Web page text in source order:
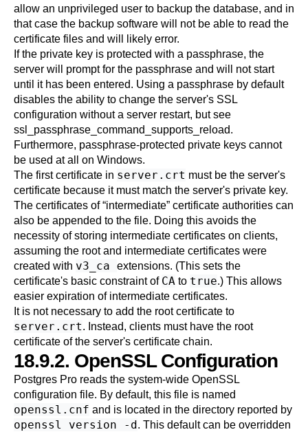
allow an unprivileged user to backup the database, and in
that case the backup software will not be able to read the
certificate files and will likely error.
If the private key is protected with a passphrase, the
server will prompt for the passphrase and will not start
until it has been entered. Using a passphrase by default
disables the ability to change the server's SSL
configuration without a server restart, but see
ssl_passphrase_command_supports_reload.
Furthermore, passphrase-protected private keys cannot
be used at all on Windows.
The first certificate in server.crt must be the server's
certificate because it must match the server's private key.
The certificates of“intermediate” certificate authorities can
also be appended to the file. Doing this avoids the
necessity of storing intermediate certificates on clients,
assuming the root and intermediate certificates were
created with v3_ca extensions. (This sets the
certificate's basic constraint of CA to true.) This allows
easier expiration of intermediate certificates.
It is not necessary to add the root certificate to
server.crt. Instead, clients must have the root
certificate of the server's certificate chain.
18.9.2. OpenSSL Configuration
Postgres Pro reads the system-wide OpenSSL
configuration file. By default, this file is named
openssl.cnf and is located in the directory reported by
openssl version -d. This default can be overridden